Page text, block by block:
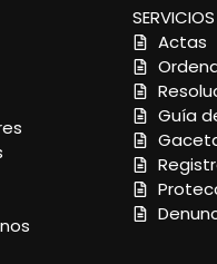
SERVICIOS
Actas
Guía